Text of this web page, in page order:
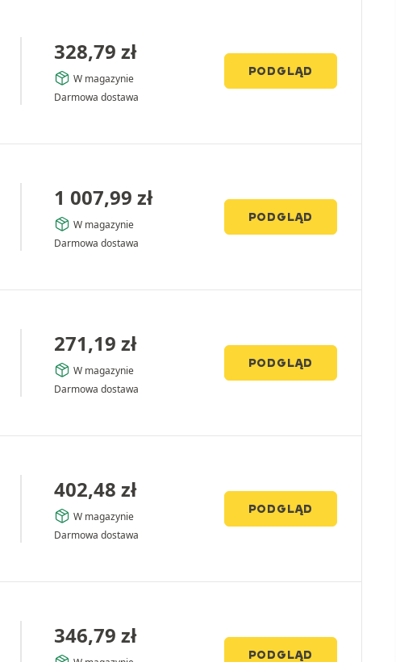
328,79 zł
W magazynie
Darmowa dostawa
PODGLĄD
1 007,99 zł
W magazynie
Darmowa dostawa
PODGLĄD
271,19 zł
W magazynie
Darmowa dostawa
PODGLĄD
402,48 zł
W magazynie
Darmowa dostawa
PODGLĄD
346,79 zł
PODGLĄD